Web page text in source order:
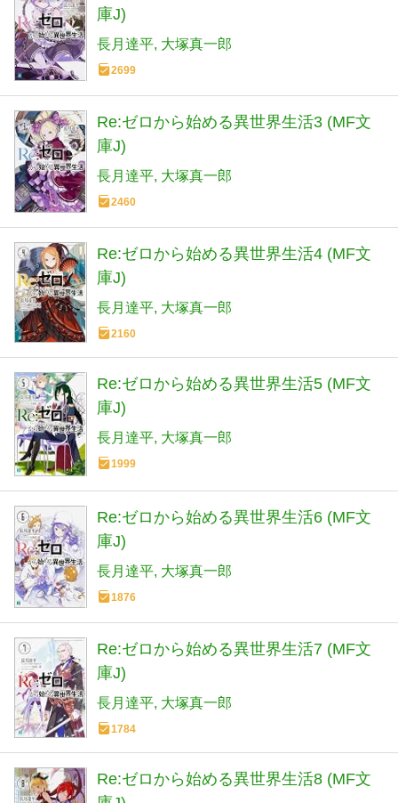
庫J)
長月達平 大塚真一郎
2699
Re:ゼロから始める異世界生活3 (MF文
庫J)
長月達平 大塚真一郎
2460
Re:ゼロから始める異世界生活4 (MF文
庫J)
長月達平 大塚真一郎
2160
Re:ゼロから始める異世界生活5 (MF文
庫J)
長月達平 大塚真一郎
1999
Re:ゼロから始める異世界生活6 (MF文
庫J)
長月達平 大塚真一郎
1876
Re:ゼロから始める異世界生活7 (MF文
庫J)
長月達平 大塚真一郎
1784
Re:ゼロから始める異世界生活8 (MF文